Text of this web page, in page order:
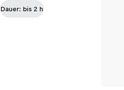
Dauer: bis 2 h